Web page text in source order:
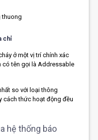
thuong
chỉ
ở một vị trí chính xác
có tên gọi là Addressable
so với loại thông
cách thức hoạt động đều
hệ thống báo